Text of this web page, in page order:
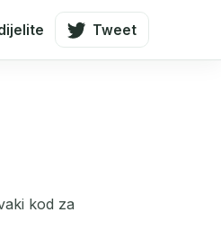
Tweet
kod za